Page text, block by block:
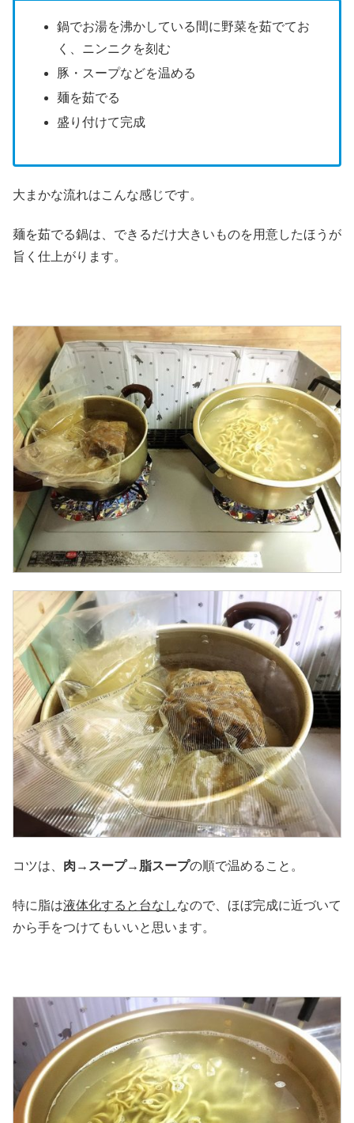
鍋でお湯を沸かしている間に野菜を茹でてお
く、ニンニクを刻む
豚・スープなどを温める
麺を茹でる
盛り付けて完成
大まかな流れはこんな感じです。
麺を茹でる鍋は、できるだけ大きいものを用意したほうが
旨く仕上がります。
コツは、 肉→スープ→脂スープの順で温めること。
特に脂は液体化すると台なしなので、ほぼ完成に近づいて
から手をつけてもいいと思います。